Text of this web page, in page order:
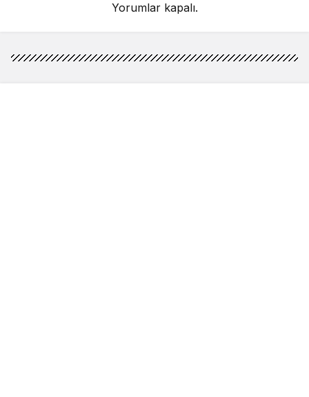
Yorumlar kapalı.